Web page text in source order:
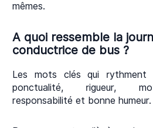
mêmes.
A quoi ressemble la
conductrice de bus ?
Les mots clés qui rythment
ponctualité, rigueur,
responsabilité et bonne humeur.